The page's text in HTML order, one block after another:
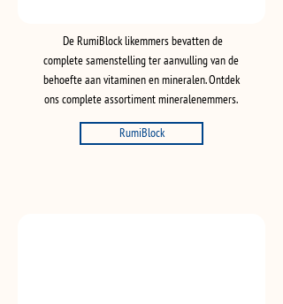
De RumiBlock likemmers bevatten de
complete samenstelling ter aanvulling van de
behoefte aan vitaminen en mineralen. Ontdek
ons complete assortiment mineralenemmers.
RumiBlock